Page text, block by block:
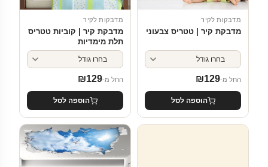
מדבקות לקיר
מדבקת קיר | טטריס צבעוני
החל מ- ₪129
הוספה לסל
מדבקות לקיר
מדבקת קיר | קוביות טטריס
תלת מימדיות
החל מ- ₪129
הוספה לסל